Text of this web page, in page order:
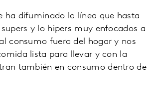
ha difuminado la línea que hasta
y lo hipers muy enfocados a
consumo fuera del hogar y nos
lista para llevar y con la
también en consumo dentro de